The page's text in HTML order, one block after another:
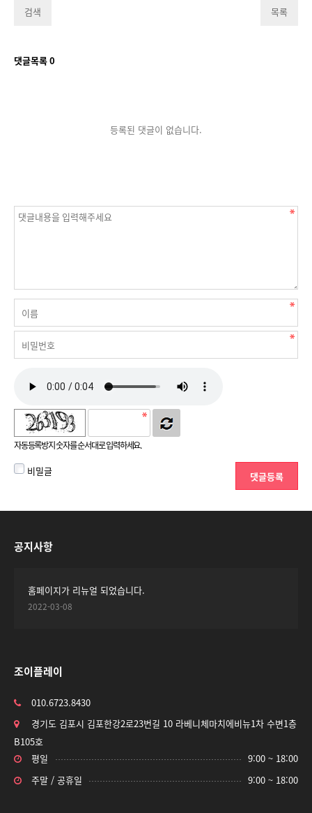
검색 목록
댓글목록0
등록된 댓글이 없습니다.
자동등록방지 숫자를 순서대로 입력하세요.
비밀글
공지사항
홈페이지가 리뉴얼 되었습니다.
2022-03-08
조이플레이
010.6723.8430
경기도 김포시 김포한강2로23번길 10 라베니체마치에비뉴1차 수변1층
B105호
평일
9:00 ~ 18:00
주말 / 공휴일
9:00 ~ 18:00